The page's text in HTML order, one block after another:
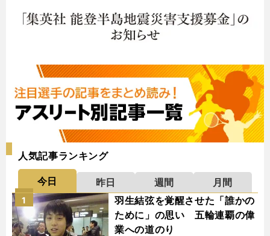
人気記事ランキング
今日 昨日 週間
月間
羽生結弦を覚醒させた「誰かの
ために」の思い 五輪連覇の偉
業への道のり
1